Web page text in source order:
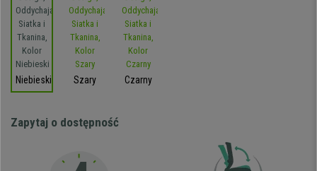
Niebieski Szary Czarny
Zapytaj o dostępność